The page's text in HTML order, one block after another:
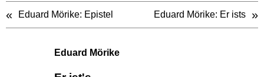
« Eduard Mörike: Epistel Eduard Mörike: Er ists »
Eduard Mörike